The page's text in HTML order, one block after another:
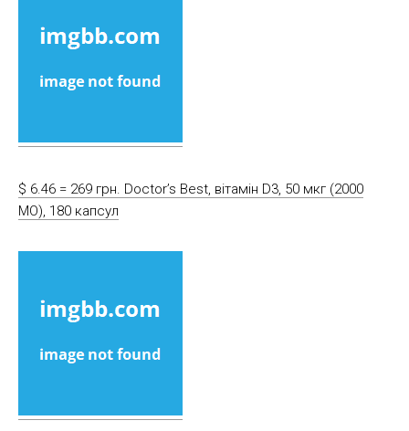
$ 6.46 = 269 грн. Doctor’s Best, вітамін D3, 50 мкг (2000
МО), 180 капсул